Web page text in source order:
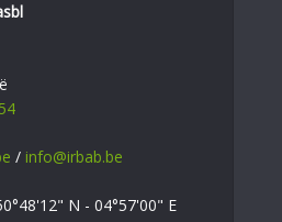
/ info@irbab.be
N - 04°57'00" E